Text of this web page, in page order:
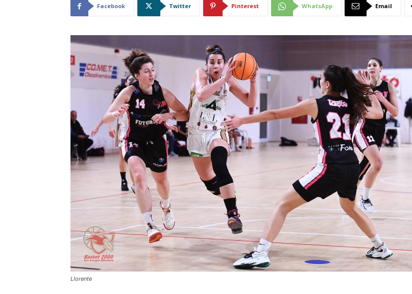
Facebook Twitter Pinterest WhatsApp Email
Llorente